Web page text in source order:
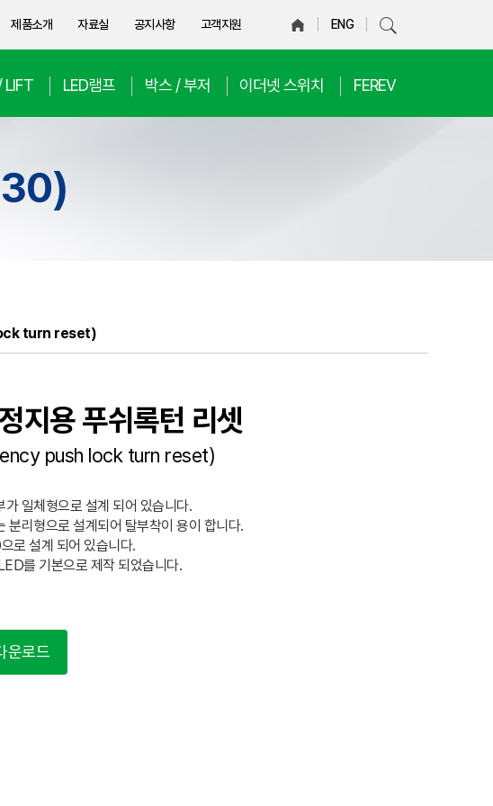
LIFT LED램프 박스 / 부저 이더넷 스위치 FEREV
제품소개 자료실 공지사항 고객지원 ENG
lock turn reset)
지용 푸쉬록턴 리셋
push lock turn reset)
가 일체형으로 설계 되어 있습니다.
분리형으로 설계되어 탈부착이 용이 합니다.
로 설계 되어 있습니다.
를 기본으로 제작 되었습니다.
운로드